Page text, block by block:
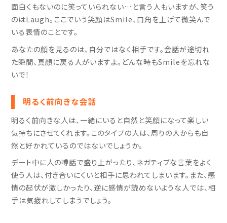
面白くもないのに笑っていられない…と言う人もいますが、笑う
のはLaugh。ここでいう笑顔はSmile、口角を上げて微笑んで
いる表情のことです。
あなたの顔を見るのは、自分ではなく相手です。会話が途切れ
た瞬間、真顔に戻る人がいますよ。どんな時もSmileを忘れな
いで！
明るく前向きな会話
明るく前向きな人は、一緒にいると自然と笑顔になって楽しい
気持ちにさせてくれます。このタイプの人は、周りの人からも自
然と好かれているのではないでしょうか。
デート中に人の噂話で盛り上がったり、ネガティブな言葉をよく
使う人は、付き合いにくいと相手に思われてしまいます。また、感
情の起伏が激しかったり、逆に感情が読めないような人では、相
手は気疲れしてしまうでしょう。